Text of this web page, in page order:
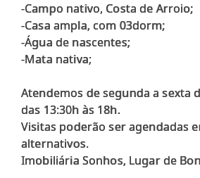
-Campo nativo, Costa de Arroio;
-Casa ampla, com 03dorm;
-Água de nascentes;
-Mata nativa;
Atendemos de segunda a sexta
das 13:30h às 18h.
Visitas poderão ser agendadas
alternativos.